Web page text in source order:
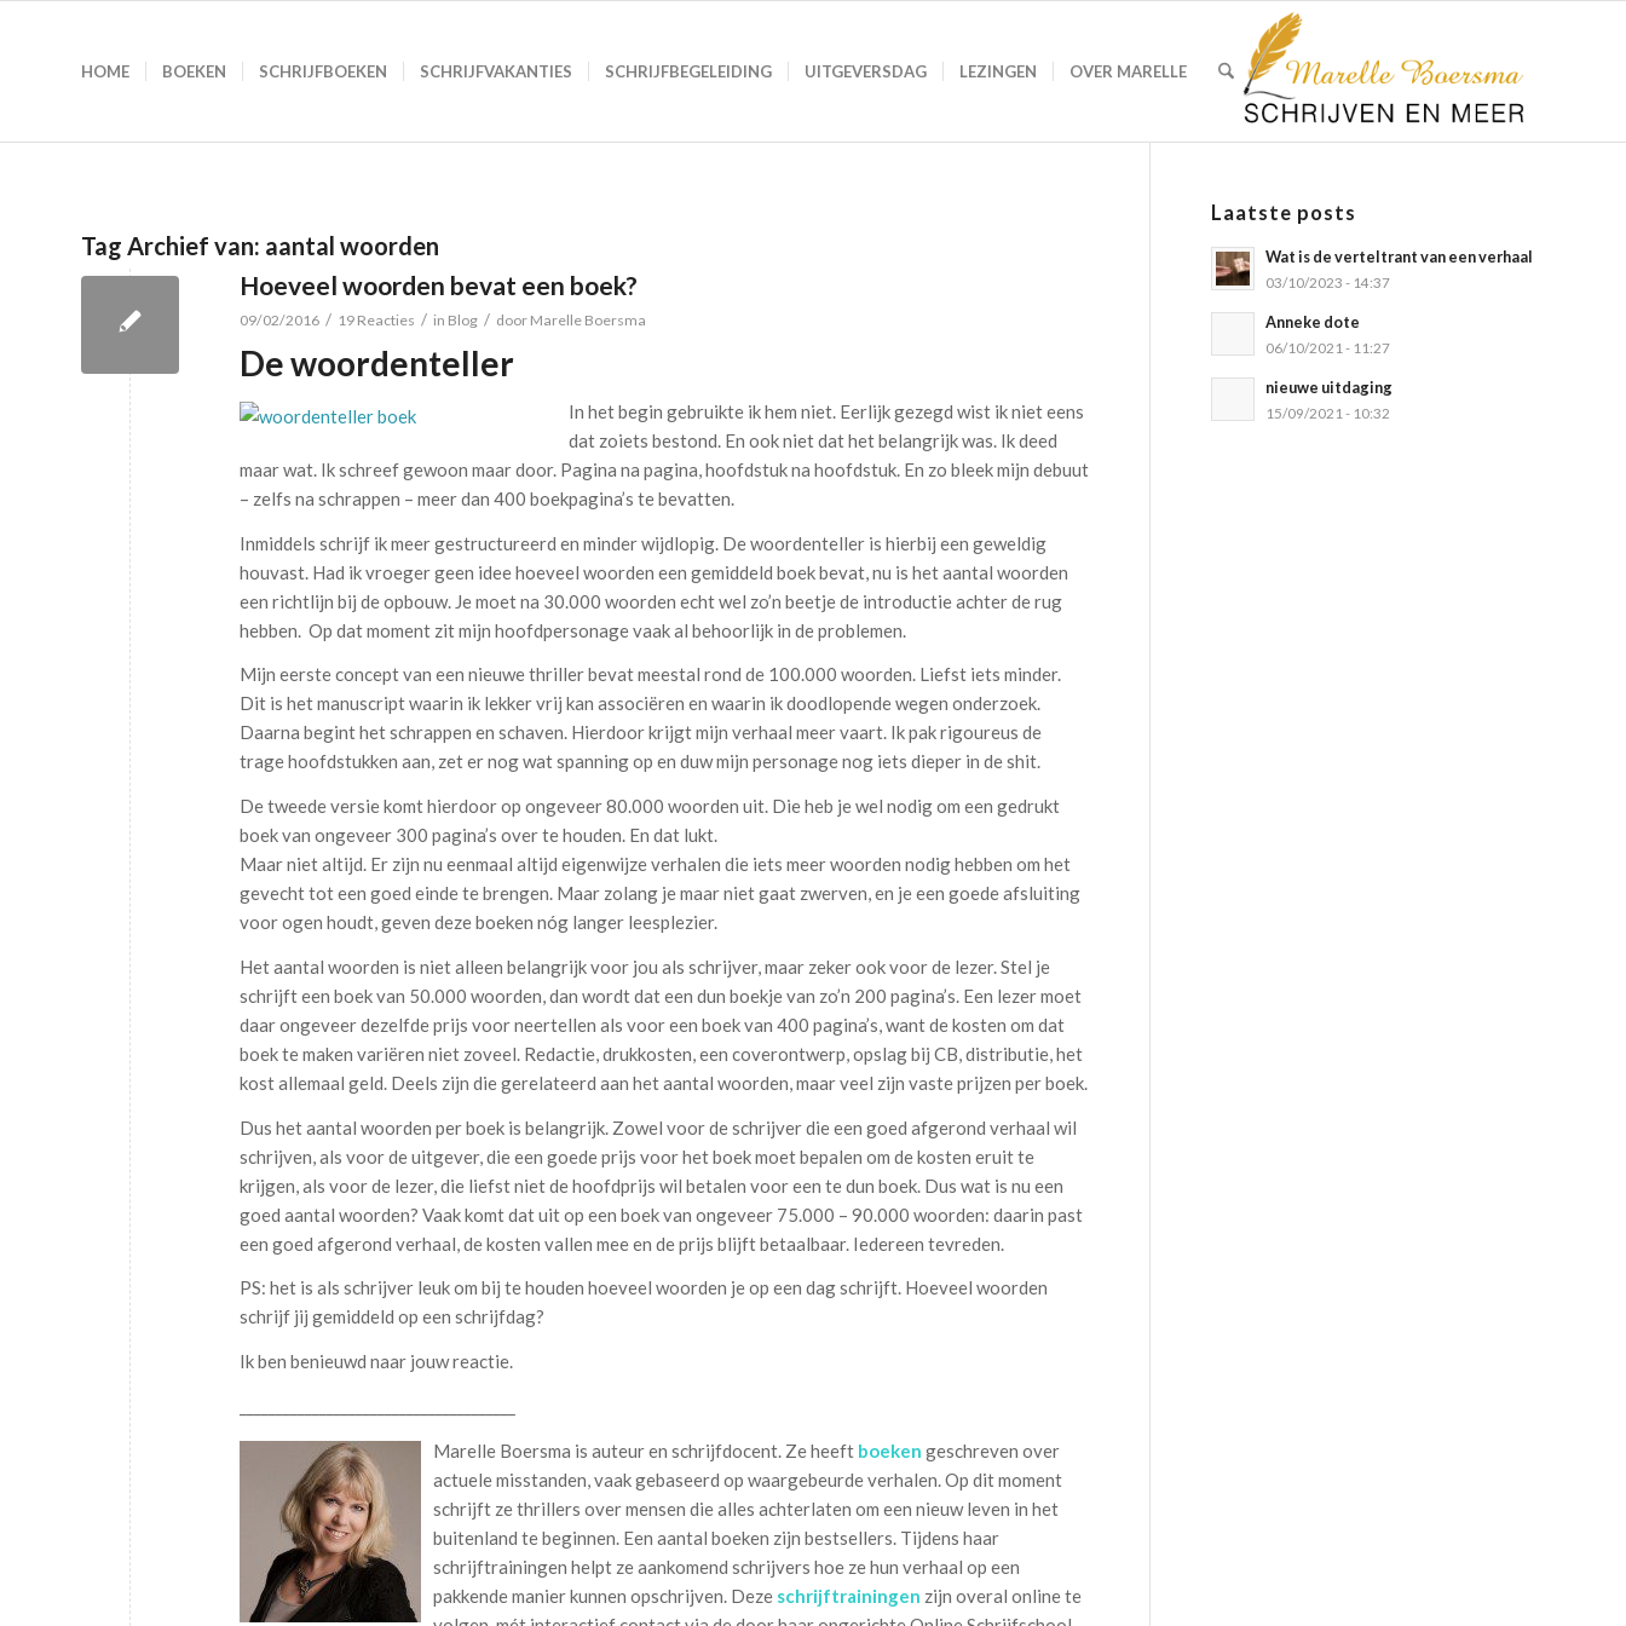
HOME BOEKEN SCHRIJFBOEKEN SCHRIJFVAKANTIES SCHRIJFBEGELEIDING UITGEVERSDAG LEZINGEN OVER MARELLE
Tag Archief van: aantal woorden
Hoeveel woorden bevat een boek?
09/02/2016 / 19 Reacties / in Blog / door Marelle Boersma
De woordenteller
In het begin gebruikte ik hem niet. Eerlijk gezegd wist ik niet eens
dat zoiets bestond. En ook niet dat het belangrijk was. Ik deed
maar wat. Ik schreef gewoon maar door. Pagina na pagina, hoofdstuk na hoofdstuk. En zo bleek mijn debuut
– zelfs na schrappen – meer dan 400 boekpagina’s te bevatten.
Inmiddels schrijf ik meer gestructureerd en minder wijdlopig. De woordenteller is hierbij een geweldig
houvast. Had ik vroeger geen idee hoeveel woorden een gemiddeld boek bevat, nu is het aantal woorden
een richtlijn bij de opbouw. Je moet na 30.000 woorden echt wel zo’n beetje de introductie achter de rug
hebben. Op dat moment zit mijn hoofdpersonage vaak al behoorlijk in de problemen.
Mijn eerste concept van een nieuwe thriller bevat meestal rond de 100.000 woorden. Liefst iets minder.
Dit is het manuscript waarin ik lekker vrij kan associëren en waarin ik doodlopende wegen onderzoek.
Daarna begint het schrappen en schaven. Hierdoor krijgt mijn verhaal meer vaart. Ik pak rigoureus de
trage hoofdstukken aan, zet er nog wat spanning op en duw mijn personage nog iets dieper in de shit.
De tweede versie komt hierdoor op ongeveer 80.000 woorden uit. Die heb je wel nodig om een gedrukt
boek van ongeveer 300 pagina’s over te houden. En dat lukt.
Maar niet altijd. Er zijn nu eenmaal altijd eigenwijze verhalen die iets meer woorden nodig hebben om het
gevecht tot een goed einde te brengen. Maar zolang je maar niet gaat zwerven, en je een goede afsluiting
voor ogen houdt, geven deze boeken nóg langer leesplezier.
Het aantal woorden is niet alleen belangrijk voor jou als schrijver, maar zeker ook voor de lezer. Stel je
schrijft een boek van 50.000 woorden, dan wordt dat een dun boekje van zo’n 200 pagina’s. Een lezer moet
daar ongeveer dezelfde prijs voor neertellen als voor een boek van 400 pagina’s, want de kosten om dat
boek te maken variëren niet zoveel. Redactie, drukkosten, een coverontwerp, opslag bij CB, distributie, het
kost allemaal geld. Deels zijn die gerelateerd aan het aantal woorden, maar veel zijn vaste prijzen per boek.
Dus het aantal woorden per boek is belangrijk. Zowel voor de schrijver die een goed afgerond verhaal wil
schrijven, als voor de uitgever, die een goede prijs voor het boek moet bepalen om de kosten eruit te
krijgen, als voor de lezer, die liefst niet de hoofdprijs wil betalen voor een te dun boek. Dus wat is nu een
goed aantal woorden? Vaak komt dat uit op een boek van ongeveer 75.000 – 90.000 woorden: daarin past
een goed afgerond verhaal, de kosten vallen mee en de prijs blijft betaalbaar. Iedereen tevreden.
PS: het is als schrijver leuk om bij te houden hoeveel woorden je op een dag schrijft. Hoeveel woorden
schrijf jij gemiddeld op een schrijfdag?
Ik ben benieuwd naar jouw reactie.
Marelle Boersma is auteur en schrijfdocent. Ze heeft boeken geschreven over
actuele misstanden, vaak gebaseerd op waargebeurde verhalen. Op dit moment
schrijft ze thrillers over mensen die alles achterlaten om een nieuw leven in het
buitenland te beginnen. Een aantal boeken zijn bestsellers. Tijdens haar
schrijftrainingen helpt ze aankomend schrijvers hoe ze hun verhaal op een
pakkende manier kunnen opschrijven. Deze schrijftrainingen zijn overal online te
Laatste posts
Wat is de verteltrant van een verhaal
03/10/2023 - 14:37
Anneke dote
06/10/2021 - 11:27
nieuwe uitdaging
15/09/2021 - 10:32